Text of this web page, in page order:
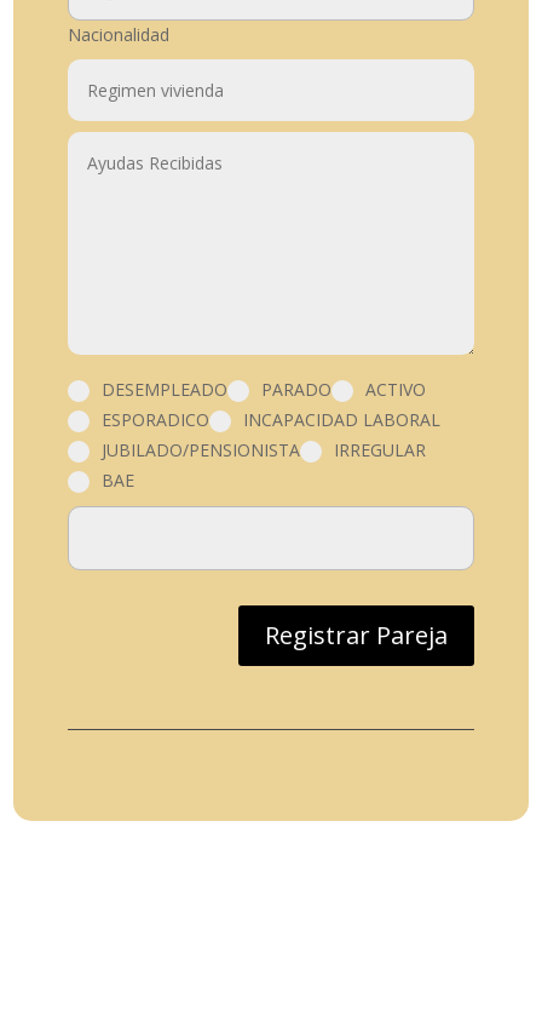
Nacionalidad
DESEMPLEADO PARADO
ACTIVO
ESPORADICO
INCAPACIDAD LABORAL
JUBILADO/PENSIONISTA
IRREGULAR
BAE
Registrar Pareja